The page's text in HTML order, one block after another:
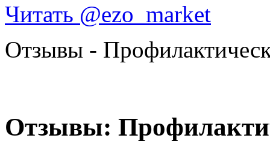
Читать @ezo_market
Отзывы -
Отзывы: